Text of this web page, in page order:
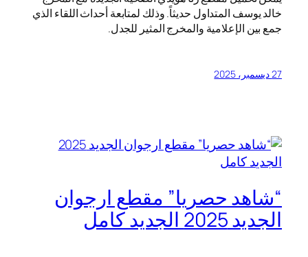
خالد يوسف المتداول حديثاً. وذلك لمتابعة أحداث اللقاء الذي
جمع بين الإعلامية والمخرج المثير للجدل.
27 ديسمبر، 2025
“شاهد حصريا” مقطع ارجوان
الجديد 2025 الجديد كامل